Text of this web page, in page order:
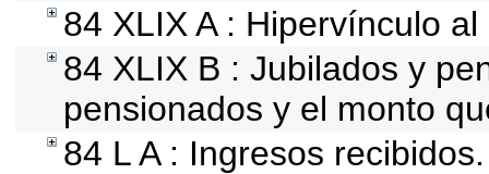
84 XLIX A : Hipervínculo
84 XLIX B : Jubilados y
pensionados y el monto
84 L A : Ingresos recibidos.